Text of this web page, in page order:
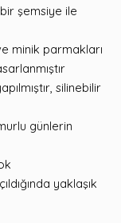
şemsiye ile
minik parmakları
silinebilir
günlerin
yaklaşık